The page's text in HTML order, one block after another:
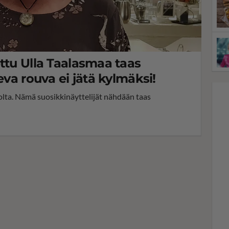
Ulla Taalasmaa taas
rouva ei jätä kylmäksi!
Nämä suosikkinäyttelijät nähdään taas